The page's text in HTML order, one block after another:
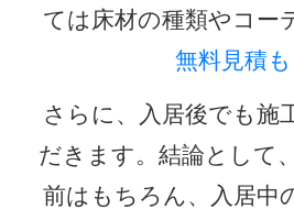
ては床材の種類やコー
無料見積も
さらに、入居後でも施
だきます。結論として
前はもちろん、入居中